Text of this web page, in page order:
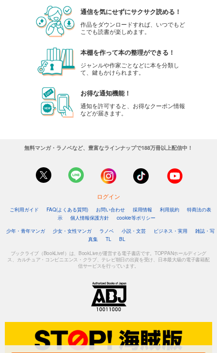
通信を気にせずにサクサク読める！
作品をダウンロードすれば、いつでもど
こでも読書が楽しめます。
本棚を作って本の整理ができる！
ジャンルや作家ごとなどに本を分類し
て、鍵もかけられます。
お得な通知機能！
通知を許可すると、お得なクーポン情報
などが届きます。
無料マンガ・ラノベなど、豊富なラインナップで188万冊以上配信中！
ログイン
ご利用ガイド FAQ(よくある質問) お問い合わせ 採用情報 利用規約
特商法の表
示
個人情報保護方針
cookie等ポリシー
少年・青年マンガ
少女・女性マンガ ラノベ 小説・文芸 ビジネス・実用
雑誌・写
真集
TL BL
ブックライブ（BookLive!）は、BookLiveが運営する電子書店です。TOPPANホールディング
ス、カルチュア・コンビニエンス・クラブ、テレビ朝日の出資を受け、日本最大級の電子書籍配
信サービスを行っています。